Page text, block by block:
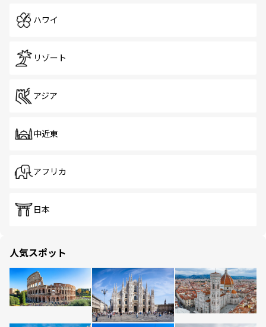
ハワイ
リゾート
アジア
中近東
アフリカ
日本
人気スポット